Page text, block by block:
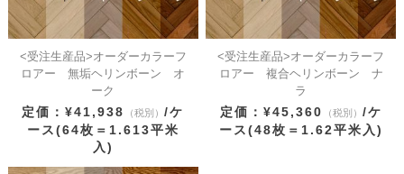
<受注生産品>オーダーカラーフ
ロアー 無垢ヘリンボーン オ
ーク
定価：¥41,938 （税別）/ケ
ース(64枚＝1.613平米
入)
<受注生産品>オーダーカラーフ
ロアー 複合ヘリンボーン ナ
ラ
定価：¥45,360 （税別） /ケ
ース(48枚＝1.62平米入)